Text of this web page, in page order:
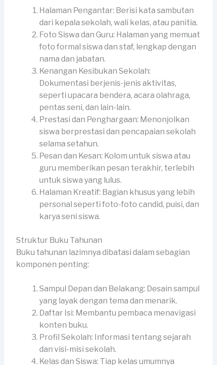
Halaman Pengantar: Berisi kata sambutan
dari kepala sekolah, wali kelas, atau panitia.
Foto Siswa dan Guru: Halaman yang memuat
foto formal siswa dan staf, lengkap dengan
nama dan jabatan.
Kenangan Kesibukan Sekolah:
Dokumentasi berjenis-jenis aktivitas,
seperti upacara bendera, acara olahraga,
pentas seni, dan lain-lain.
Prestasi dan Penghargaan: Menonjolkan
siswa berprestasi dan pencapaian sekolah
selama setahun.
Pesan dan Kesan: Kolom untuk siswa atau
guru memberikan pesan terakhir, terlebih
untuk siswa yang lulus.
Halaman Kreatif: Bagian khusus yang lebih
personal seperti foto-foto candid, puisi, dan
karya seni siswa.
Struktur Buku Tahunan
Buku tahunan lazimnya dibatasi dalam sebagian
komponen penting:
Sampul Depan dan Belakang: Desain sampul
yang layak dengan tema dan menarik.
Daftar Isi: Membantu pembaca menavigasi
konten buku.
Profil Sekolah: Informasi tentang sejarah
dan visi-misi sekolah.
Kelas dan Siswa: Tiap kelas umumnya